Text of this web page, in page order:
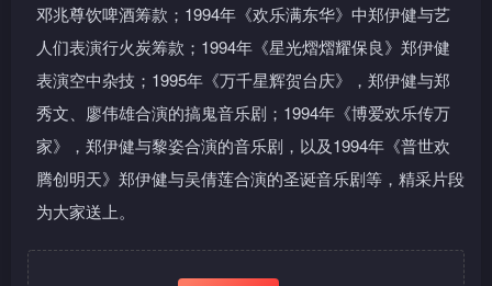
邓兆尊饮啤酒筹款；1994年《欢乐满东华》中郑伊健与艺
人们表演行火炭筹款；1994年《星光熠熠耀保良》郑伊健
表演空中杂技；1995年《万千星辉贺台庆》，郑伊健与郑
秀文、廖伟雄合演的搞鬼音乐剧；1994年《博爱欢乐传万
家》，郑伊健与黎姿合演的音乐剧，以及1994年《普世欢
腾创明天》郑伊健与吴倩莲合演的圣诞音乐剧等，精采片段
为大家送上。